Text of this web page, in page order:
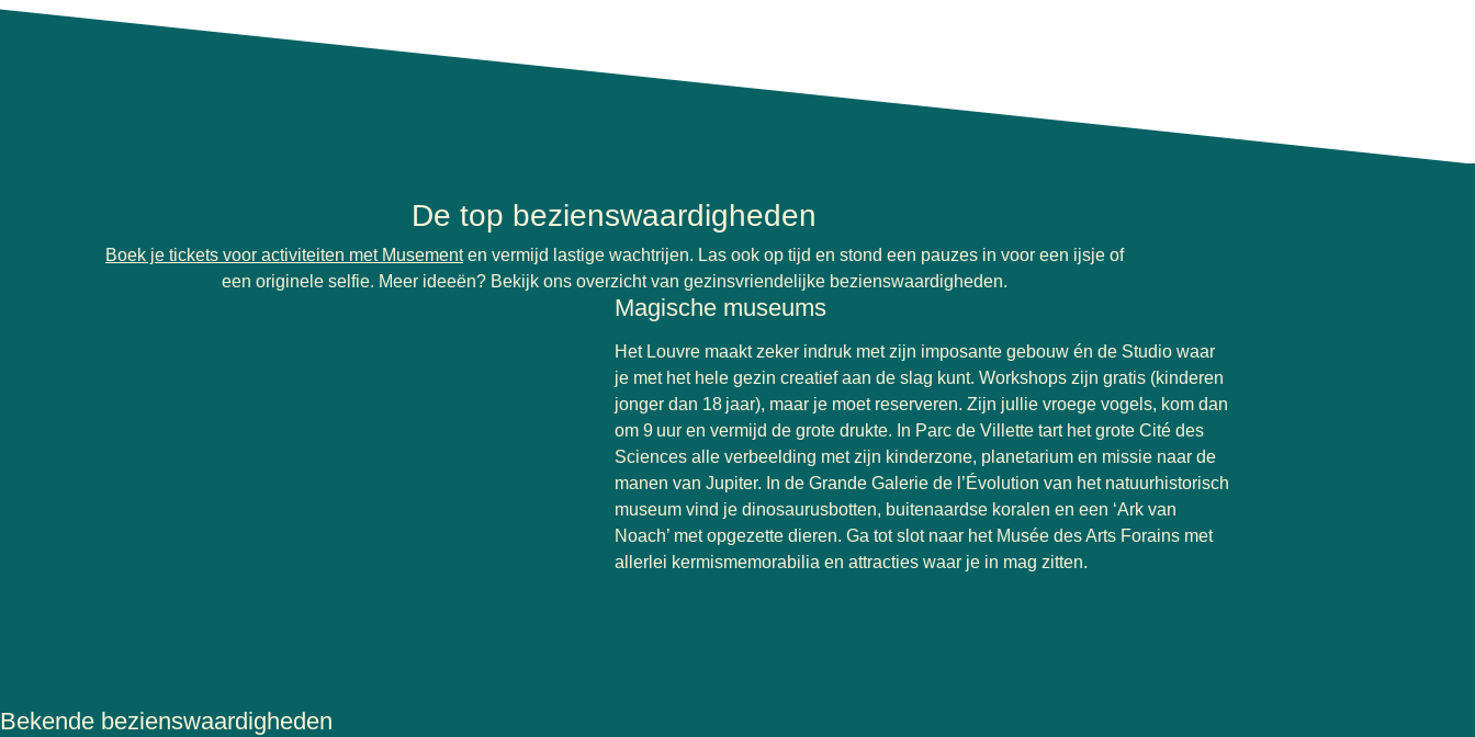
De top bezienswaardigheden
Boek je tickets voor activiteiten met Musement(opent in een nieuwe tab)
en vermijd lastige wachtrijen. Las ook op tijd en stond een pauzes in voor een ijsje of
een originele selfie. Meer ideeën? Bekijk ons overzicht van gezinsvriendelijke bezienswaardigheden.
Magische museums
Het Louvre maakt zeker indruk met zijn imposante gebouw én de Studio waar
je met het hele gezin creatief aan de slag kunt. Workshops zijn gratis (kinderen
jonger dan 18 jaar), maar je moet reserveren. Zijn jullie vroege vogels, kom dan
om 9 uur en vermijd de grote drukte. In Parc de Villette tart het grote Cité des
Sciences alle verbeelding met zijn kinderzone, planetarium en missie naar de
manen van Jupiter. In de Grande Galerie de l’Évolution van het natuurhistorisch
museum vind je dinosaurusbotten, buitenaardse koralen en een ‘Ark van
Noach’ met opgezette dieren. Ga tot slot naar het Musée des Arts Forains met
allerlei kermismemorabilia en attracties waar je in mag zitten.
Bekende bezienswaardigheden